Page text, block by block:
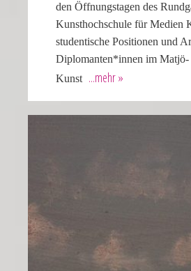
den Öffnungstagen des
Kunsthochschule für Medien
studentische Positionen und
Diplomanten*innen im
Kunst